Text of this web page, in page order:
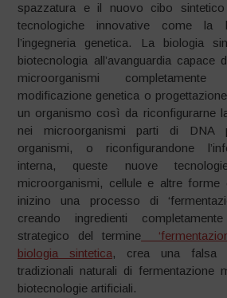
spazzatura e il nuovo cibo
tecnologiche innovative come la
l’ingegneria genetica. La biologia
biotecnologia all’avanguardia capace
microorganismi
modificazione genetica o
un organismo così da riconfigurarne
nei microorganismi parti di DNA
organismi, o riconfigurandone
interna, queste nuove
microorganismi, cellule e altre forme
inizino una processo di
creando ingredienti
strategico del termine
biologia sintetica, crea una falsa
tradizionali naturali di fermentazione
biotecnologie artificiali.